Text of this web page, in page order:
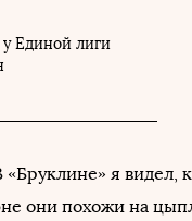
у Единой лиги
«Бруклине» я видел,
они похожи на